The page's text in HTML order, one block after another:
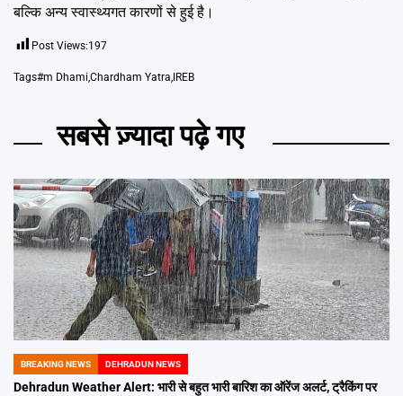
बल्कि अन्य स्वास्थ्यगत कारणों से हुई है।
Post Views:197
Tags#m Dhami,Chardham Yatra, IREB
सबसे ज़्यादा पढ़े गए
POSTED
IN
BREAKING NEWS DEHRADUN NEWS
Dehradun Weather Alert: भारी से बहुत भारी बारिश का ऑरेंज अलर्ट, ट्रैकिंग पर